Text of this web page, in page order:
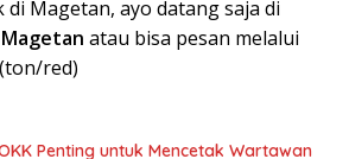
Magetan, ayo datang saja di
atau bisa pesan melalui
red)
Penting untuk Mencetak Wartawan